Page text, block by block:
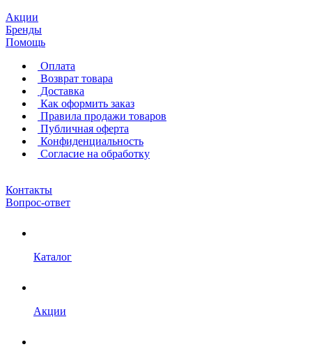
Акции
Бренды
Помощь
Оплата
Возврат товара
Доставка
Как оформить заказ
Правила продажи товаров
Публичная оферта
Конфиденциальность
Согласие на обработку
Контакты
Вопрос-ответ
Каталог
Акции